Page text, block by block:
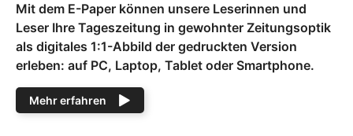
Mit dem E-Paper können unsere Leserinnen und
Leser Ihre Tageszeitung in gewohnter Zeitungsoptik
als digitales 1:1-Abbild der gedruckten Version
erleben: auf PC, Laptop, Tablet oder Smartphone.
Mehr erfahren